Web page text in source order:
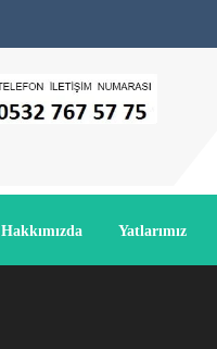
Hakkımızda Yatlarımız